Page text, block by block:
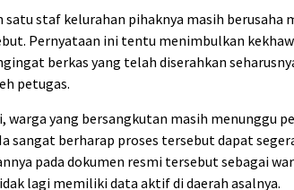
satu staf kelurahan pihaknya masih berusaha
Pernyataan ini tentu menimbulkan
berkas yang telah diserahkan
petugas.
warga yang bersangkutan masih menunggu
sangat berharap proses tersebut dapat
pada dokumen resmi tersebut sebagai
lagi memiliki data aktif di daerah asalnya.